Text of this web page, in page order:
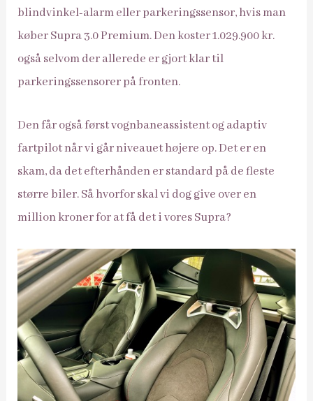
blindvinkel-alarm eller parkeringssensor, hvis man
køber Supra 3.0 Premium. Den koster 1.029.900 kr.
også selvom der allerede er gjort klar til
parkeringssensorer på fronten.
Den får også først vognbaneassistent og adaptiv
fartpilot når vi går niveauet højere op. Det er en
skam, da det efterhånden er standard på de fleste
større biler. Så hvorfor skal vi dog give over en
million kroner for at få det i vores Supra?